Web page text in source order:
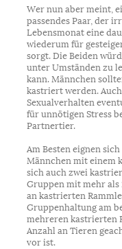
Wer nun aber meint,
passendes Paar, der
Lebensmonat eine
wiederum für
sorgt. Die Beiden
unter Umständen zu
kann. Männchen
kastriert werden.
Sexualverhalten
für unnötigen Stress
Partnertier.
Am Besten eignen
Männchen mit einem
sich auch zwei
Gruppen mit mehr als
an kastrierten
Gruppenhaltung am
mehreren kastrierten
Anzahl an Tieren
vor ist.